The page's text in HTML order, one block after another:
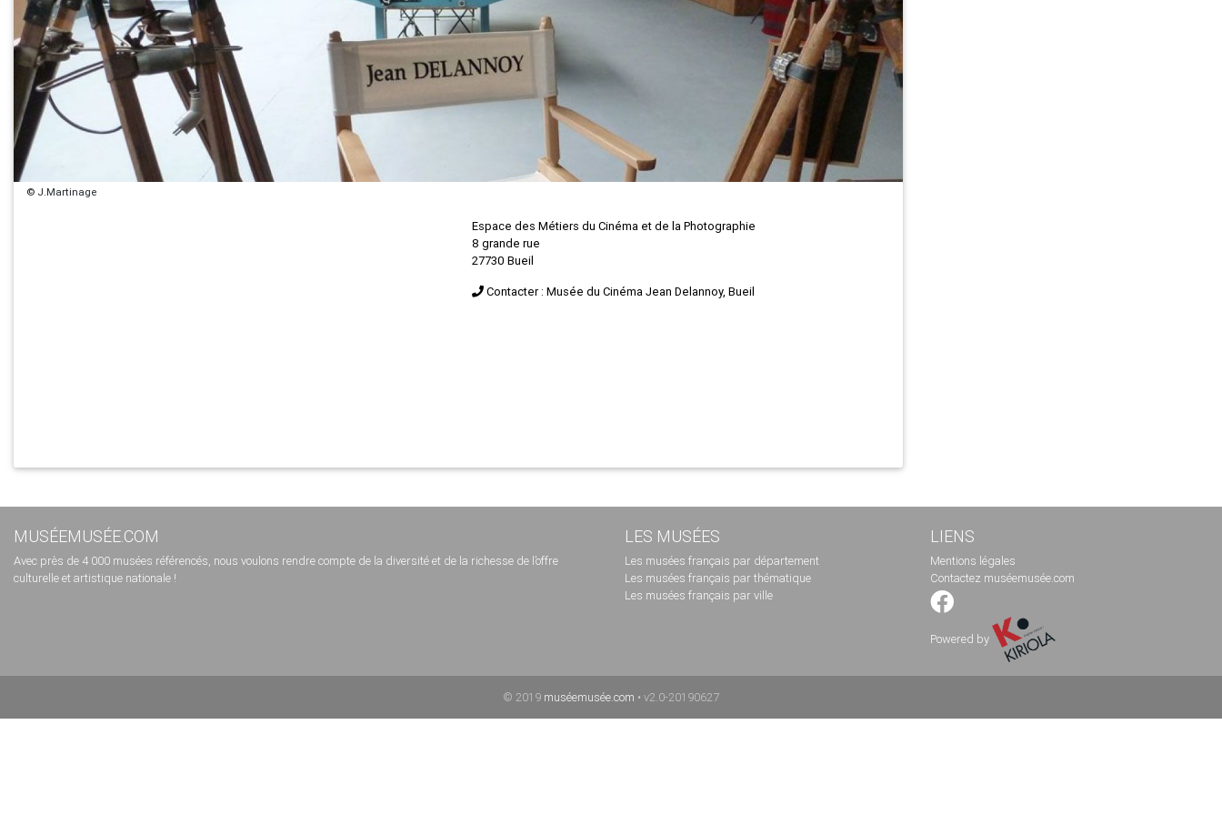
© J.Martinage
Espace des Métiers du Cinéma et de la Photographie
8 grande rue
27730 Bueil
Contacter : Musée du Cinéma Jean Delannoy, Bueil
MUSÉEMUSÉE.COM
Avec près de 4 000 musées référencés, nous voulons rendre compte de la diversité et de la richesse de l’offre
culturelle et artistique nationale !
LES MUSÉES
Les musées français par département
Les musées français par thématique
Les musées français par ville
LIENS
Mentions légales
Contactez muséemusée.com
Powered by
© 2019 muséemusée.com • v2.0-20190627